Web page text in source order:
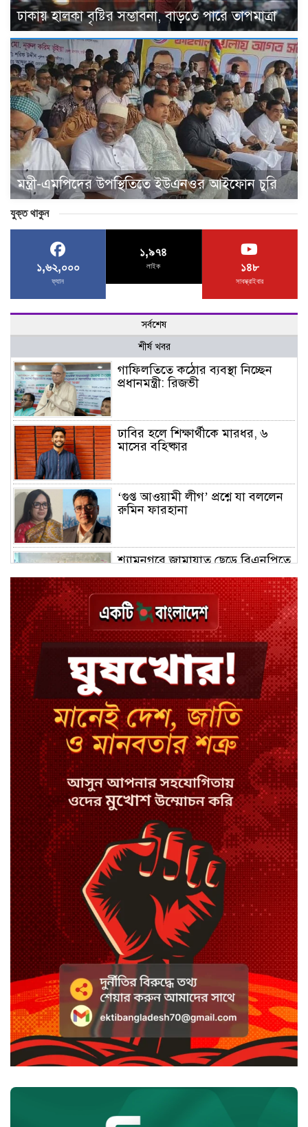
ঢাকায় হালকা বৃষ্টির সম্ভাবনা, বাড়তে পারে তাপমাত্রা
মন্ত্রী-এমপিদের উপস্থিতিতে ইউএনওর আইফোন চুরি
যুক্ত থাকুন
১,৬২,০০০
ফ্যান
১,৯৭৪
লাইক ১৪৮
সাবস্ক্রাইবার
সর্বশেষ
শীর্ষ খবর
গাফিলতিতে কঠোর ব্যবস্থা নিচ্ছেন
প্রধানমন্ত্রী: রিজভী
ঢাবির হলে শিক্ষার্থীকে মারধর, ৬
মাসের বহিষ্কার
‘গুপ্ত আওয়ামী লীগ’ প্রশ্নে যা বললেন
রুমিন ফারহানা
শ্যামনগরে জামায়াত ছেড়ে বিএনপিতে
ঢাকায় হালকা বৃষ্টির সম্ভাবনা, বাড়তে
পারে তাপমাত্রা
মন্ত্রী-এমপিদের উপস্থিতিতে ইউএনওর
আইফোন চুরি
সিরাজগঞ্জে বাস ট্রাক দুর্ঘটনা, চালকসহ
নিহত ২
স্পিকারের নামে জাল ডিও, প্রতারণার
অভিযোগে এসিল্যান্ডের বিরুদ্ধে মামলা
সাদা না বাদামি চিনি, কোনটি ভালো?
হাসানের ৪ উইকেটের দিনে ধুঁকছে
বাংলাদেশ